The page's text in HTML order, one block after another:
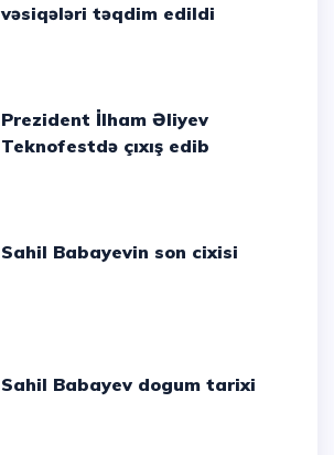
vəsiqələri təqdim edildi
Prezident İlham Əliyev
Teknofestdə çıxış edib
Sahil Babayevin son cixisi
Sahil Babayev dogum tarixi